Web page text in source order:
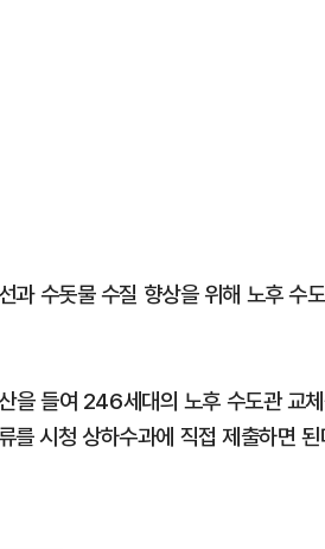
과 수돗물 수질 향상을 위해 노후 수
들여 246세대의 노후 수도관 교
를 시청 상하수과에 직접 제출하면 된